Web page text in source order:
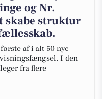
og Nr.
skabe struktur
af i alt 50 nye
I den
fra flere